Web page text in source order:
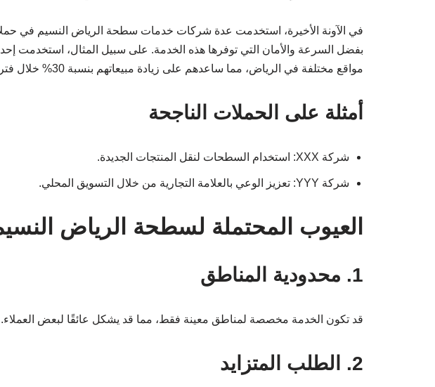
في الآونة الأخيرة، استخدمت عدة شركات خدمات سطحة الرياض النسيم في
بفضل السرعة والأمان التي توفرها هذه الخدمة. على سبيل المثال، استخدمت
مواقع مختلفة في الرياض، مما ساعدهم على زيادة مبيعاتهم بنسبة 30% خلال فترة قصيرة.
أمثلة على الحملات الناجحة
شركة XXX: استخدام السطحات لنقل المنتجات الجديدة.
شركة YYY: تعزيز الوعي بالعلامة التجارية من خلال التسويق المحلي.
العيوب المحتملة لسطحة الرياض
1. محدودية المناطق
قد تكون الخدمة مخصصة لمناطق معينة فقط، مما قد يشكل عائقًا لبعض العملاء.
2. الطلب المتزايد